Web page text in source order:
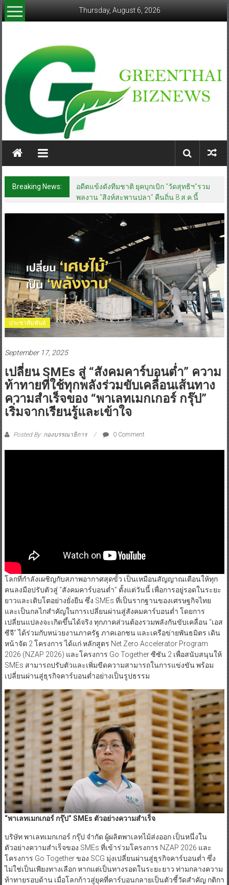
Skip
to
Thursday, August 6, 2026
greenthaibiznews.com
Breaking News:
อดีตแข้งดังทีมชาติ ยุคบุกเบิก “วัดสุทธิฯ”รวม
พลงาน “สิงห์สะพานปลา” คืนถิ่น 8 ส.ค.นี้
ประชาสัมพันธ์
September 17, 2025
เปลี่ยน SMEs สู่ “สังคมคาร์บอนต่ำ” ความ
ท้าทายที่ใช้ทุกพลังร่วมขับเคลื่อนเส้นทาง
ความสำเร็จของ “พาเลทเมกเกอร์ กรุ๊ป”
เริ่มจากเรียนรู้และเข้าใจ
Posted By: กองบรรณาธิการ 0 Comment
โลกที่กำลังเผชิญกับสภาพอากาศสุดขั้ว เป็นเหมือนสัญญาณเตือนให้ทุก
คนลงมือปรับตัวสู่ “สังคมคาร์บอนต่ำ” ตั้งแต่วันนี้ เพื่อการอยู่รอดในระยะ
ยาวและเติบโตอย่างยั่งยืน ซึ่ง SMEs ที่เป็นรากฐานของเศรษฐกิจไทย
และเป็นกลไกสำคัญในการเปลี่ยนผ่านสู่สังคมคาร์บอนต่ำ โดยการ
เปลี่ยนแปลงจะเกิดขึ้นได้จริง ทุกภาคส่วนต้องรวมพลังกันขับเคลื่อน “เอส
ซีจี” ได้ร่วมกับหน่วยงานภาครัฐ ภาคเอกชน และเครือข่ายพันธมิตร เดิน
หน้าจัด 2 โครงการ ได้แก่ หลักสูตร Net Zero Accelerator Program
2026 (NZAP 2026) และโครงการ Go Together ซีซัน 2 เพื่อสนับสนุนให้
SMEs สามารถปรับตัวและเพิ่มขีดความสามารถในการแข่งขัน พร้อม
เปลี่ยนผ่านสู่ธุรกิจคาร์บอนต่ำอย่างเป็นรูปธรรม
“พาเลทเมกเกอร์ กรุ๊ป” SMEs ตัวอย่างความสำเร็จ
บริษัท พาเลทเมกเกอร์ กรุ๊ป จำกัด ผู้ผลิตพาเลทไม้ส่งออก เป็นหนึ่งใน
ตัวอย่างความสำเร็จของ SMEs ที่เข้าร่วมโครงการ NZAP 2026 และ
โครงการ Go Together ของ SCG มุ่งเปลี่ยนผ่านสู่ธุรกิจคาร์บอนต่ำ ซึ่ง
ไม่ใช่เป็นเพียงทางเลือก หากแต่เป็นทางรอดในระยะยาว ท่ามกลางความ
ท้าทายรอบด้าน เมื่อโลกก้าวสู่ยุคที่คาร์บอนกลายเป็นตัวชี้วัดสำคัญ กติกา